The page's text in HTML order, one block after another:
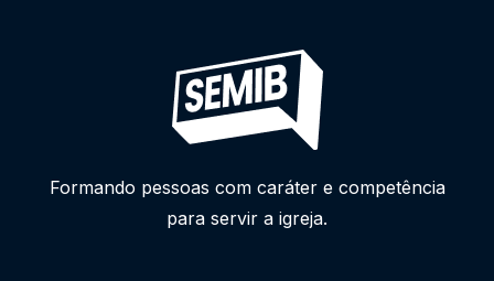
Formando pessoas com caráter e competência
para servir a igreja.